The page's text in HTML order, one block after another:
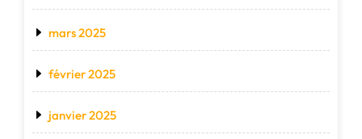
mars 2025
février 2025
janvier 2025